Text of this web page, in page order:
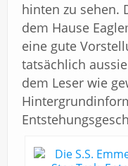
hinten zu sehen.
dem Hause
eine gute
tatsächlich
dem Leser wie